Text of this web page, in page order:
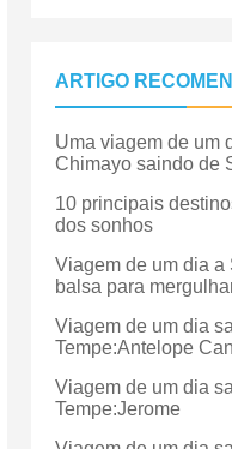
ARTIGO
Uma viagem de um
Chimayo saindo de
10 principais
dos sonhos
Viagem de um dia a
balsa para
Viagem de um dia
Tempe:Antelope
Viagem de um dia
Tempe:Jerome